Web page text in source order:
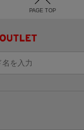
PAGE TOP